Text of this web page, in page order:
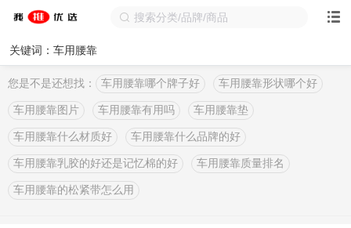
关键词：车用腰靠
您是不是还想找： 车用腰靠哪个牌子好 车用腰靠形状哪个好
车用腰靠图片 车用腰靠有用吗 车用腰靠垫
车用腰靠什么材质好 车用腰靠什么品牌的好
车用腰靠乳胶的好还是记忆棉的好 车用腰靠质量排名
车用腰靠的松紧带怎么用